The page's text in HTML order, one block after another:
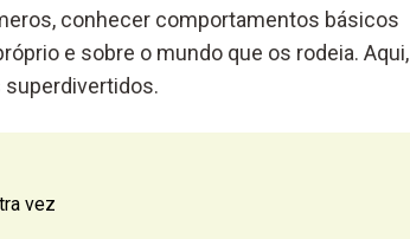
conhecer comportamentos básicos
e sobre o mundo que os rodeia. Aqui,
superdivertidos.
vez